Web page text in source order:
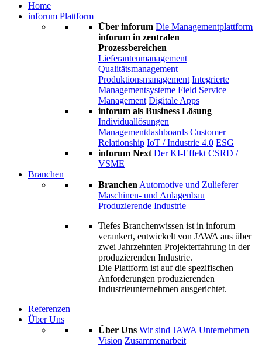
Home
inforum Plattform
Über inforum Die Managementplattform
inforum in zentralen
Prozessbereichen
Lieferantenmanagement
Qualitätsmanagement
Produktionsmanagement Integrierte
Managementsysteme Field Service
Management Digitale Apps
inforum als Business Lösung
Individuallösungen
Managementdashboards Customer
Relationship IoT / Industrie 4.0 ESG
inforum Next Der KI-Effekt CSRD /
VSME
Branchen
Branchen Automotive und Zulieferer
Maschinen- und Anlagenbau
Produzierende Industrie
Tiefes Branchenwissen ist in inforum
verankert, entwickelt von JAWA aus über
zwei Jahrzehnten Projekterfahrung in der
produzierenden Industrie.
Die Plattform ist auf die spezifischen
Anforderungen produzierenden
Industrieunternehmen ausgerichtet.
Referenzen
Über Uns
Über Uns Wir sind JAWA Unternehmen
Vision Zusammenarbeit